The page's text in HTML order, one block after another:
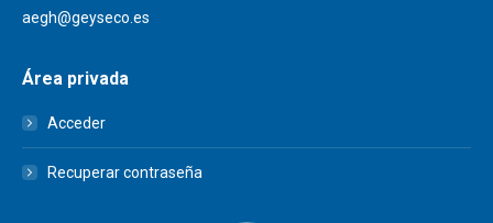
aegh@geyseco.es
Área privada
Acceder
Recuperar contraseña